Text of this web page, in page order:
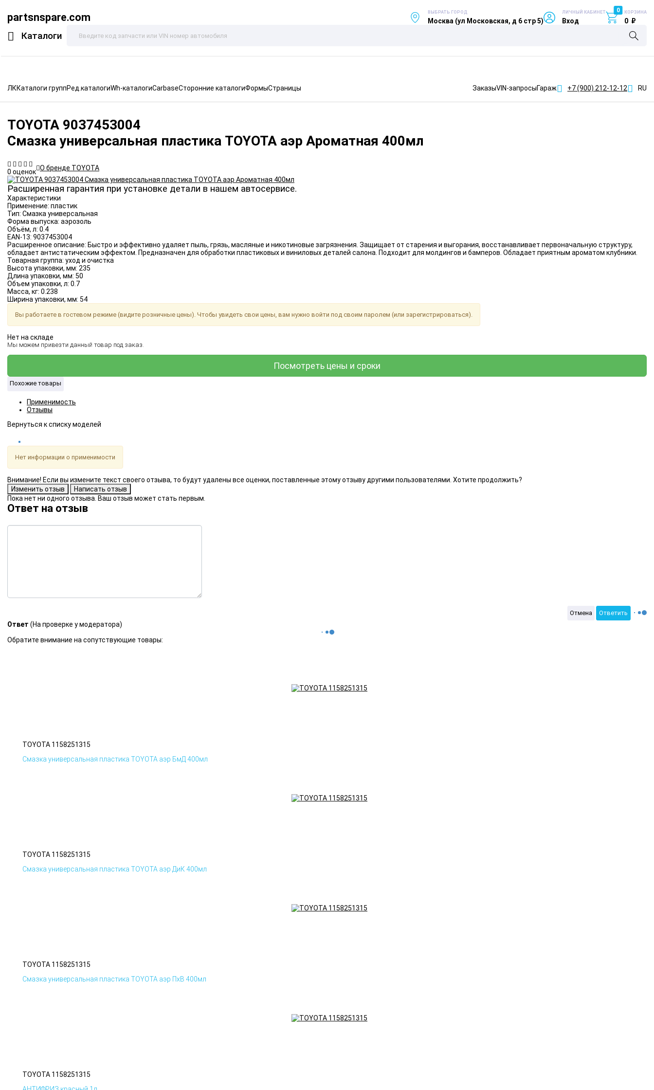
partsnspare.com
Каталоги
ВЫБРАТЬ ГОРОД
Москва (ул Московская, д 6 стр 5)
ЛИЧНЫЙ КАБИНЕТ
Вход
0 КОРЗИНА
0 ₽
ЛККаталоги группРед.каталогиWh-каталогиCarbaseСторонние каталогиФормыСтраницы ЗаказыVIN-запросыГараж +7 (900) 212-12-12 RU
TOYOTA 9037453004
Смазка универсальная пластика TOYOTA аэр Ароматная 400мл
0 оценок О бренде TOYOTA
Расширенная гарантия при установке детали в нашем автосервисе.
Характеристики
Применение: пластик
Тип: Смазка универсальная
Форма выпуска: аэрозоль
Объём, л: 0.4
EAN-13: 9037453004
Расширенное описание: Быстро и эффективно удаляет пыль, грязь, масляные и никотиновые загрязнения. Защищает от старения и выгорания, восстанавливает первоначальную структуру,
обладает антистатическим эффектом. Предназначен для обработки пластиковых и виниловых деталей салона. Подходит для молдингов и бамперов. Обладает приятным ароматом клубники.
Товарная группа: уход и очистка
Высота упаковки, мм: 235
Длина упаковки, мм: 50
Объем упаковки, л: 0.7
Масса, кг: 0.238
Ширина упаковки, мм: 54
Вы работаете в гостевом режиме (видите розничные цены). Чтобы увидеть свои цены, вам нужно войти под своим паролем (или зарегистрироваться).
Нет на складе
Мы можем привезти данный товар под заказ.
Посмотреть цены и сроки
Похожие товары
Применимость
Отзывы
Нет информации о применимости
Внимание! Если вы измените текст своего отзыва, то будут удалены все оценки, поставленные этому отзыву другими пользователями. Хотите продолжить?
Пока нет ни одного отзыва. Ваш отзыв может стать первым.
Ответ на отзыв
Ответ (На проверке у модератора)
Обратите внимание на сопутствующие товары:
TOYOTA 1158251315
Смазка универсальная пластика TOYOTA аэр БмД 400мл
TOYOTA 1158251315
Смазка универсальная пластика TOYOTA аэр ДиК 400мл
TOYOTA 1158251315
Смазка универсальная пластика TOYOTA аэр ПхВ 400мл
TOYOTA 1158251315